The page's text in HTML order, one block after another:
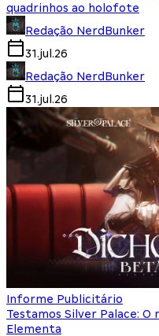
quadrinhos ao holofote
Redação NerdBunker
31.jul.26
Redação NerdBunker
31.jul.26
Informe Publicitário
Testamos Silver Palace: O
Elementa